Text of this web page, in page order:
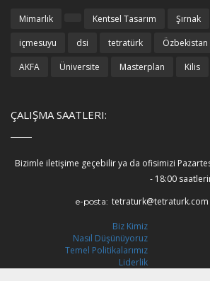
Mimarlık Kentsel Tasarım Şırnak
içmesuyu
dsi tetratürk Özbekistan
AKFA
Üniversite Masterplan Kilis
ÇALIŞMA SAATLERI:
Bizimle iletişime geçebilir ya da ofisimizi
- 18:00
e-posta: tetraturk@tetraturk.com
Biz Kimiz
Nasıl Düşünüyoruz
Temel Politikalarımız
Liderlik